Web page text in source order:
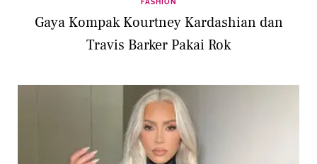
Gaya Kompak Kourtney Kardashian dan
Travis Barker Pakai Rok